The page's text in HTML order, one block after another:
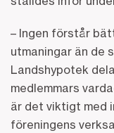
– Ingen förstår
utmaningar än de
Landshypotek
medlemmars
är det viktigt med
föreningens